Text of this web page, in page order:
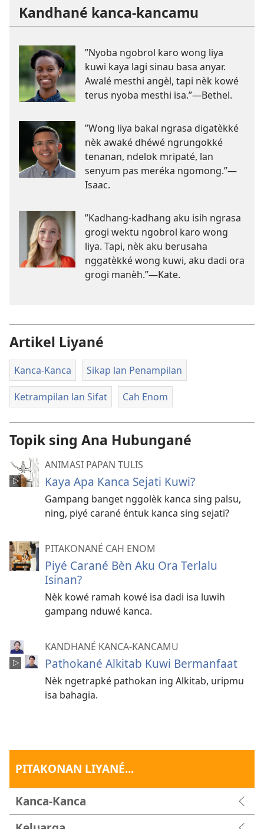
Kandhané kanca-kancamu
”Nyoba ngobrol karo wong liya
kuwi kaya lagi sinau basa anyar.
Awalé mesthi angèl, tapi nèk kowé
terus nyoba mesthi isa.”—Bethel.
”Wong liya bakal ngrasa digatèkké
nèk awaké dhéwé ngrungokké
tenanan, ndelok mripaté, lan
senyum pas meréka ngomong.”—
Isaac.
”Kadhang-kadhang aku isih ngrasa
grogi wektu ngobrol karo wong
liya. Tapi, nèk aku berusaha
nggatèkké wong kuwi, aku dadi ora
grogi manèh.”—Kate.
Artikel Liyané
Kanca-Kanca Sikap lan Penampilan
Ketrampilan lan Sifat Cah Enom
Topik sing Ana Hubungané
ANIMASI PAPAN TULIS
Kaya Apa Kanca Sejati Kuwi?
Gampang banget nggolèk kanca sing palsu,
ning, piyé carané éntuk kanca sing sejati?
PITAKONANÉ CAH ENOM
Piyé Carané Bèn Aku Ora Terlalu
Isinan?
Nèk kowé ramah kowé isa dadi isa luwih
gampang nduwé kanca.
KANDHANÉ KANCA-KANCAMU
Pathokané Alkitab Kuwi Bermanfaat
Nèk ngetrapké pathokan ing Alkitab, uripmu
isa bahagia.
PITAKONAN LIYANÉ...
Kanca-Kanca